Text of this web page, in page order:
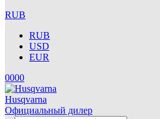
RUB
RUB
USD
EUR
0000
Husqvarna
Официальный дилер